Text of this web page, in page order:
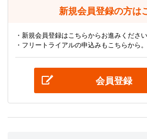
新規会員登録の方は
・新規会員登録はこちらからお進みください
・フリートライアルの申込みもこちらから。
会員登録